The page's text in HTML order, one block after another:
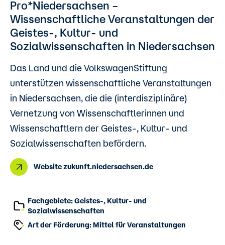
Pro*Niedersachsen –
Wissenschaftliche Veranstaltungen der
Geistes-, Kultur- und
Sozialwissenschaften in Niedersachsen
Das Land und die VolkswagenStiftung
unterstützen wissenschaftliche Veranstaltungen
in Niedersachsen, die die (interdisziplinäre)
Vernetzung von Wissenschaftlerinnen und
Wissenschaftlern der Geistes-, Kultur- und
Sozialwissenschaften befördern.
Website zukunft.niedersachsen.de
Fachgebiete: Geistes-, Kultur- und
Sozialwissenschaften
Art der Förderung: Mittel für Veranstaltungen